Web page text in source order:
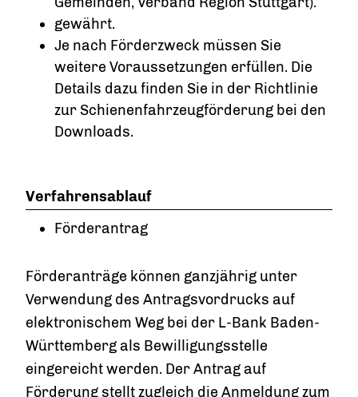
gewährt.
Je nach Förderzweck müssen Sie
weitere Voraussetzungen erfüllen. Die
Details dazu finden Sie in der Richtlinie
zur Schienenfahrzeugförderung bei den
Downloads.
Verfahrensablauf
Förderantrag
Förderanträge können ganzjährig unter
Verwendung des Antragsvordrucks auf
elektronischem Weg bei der L-Bank Baden-
Württemberg als Bewilligungsstelle
eingereicht werden. Der Antrag auf
Förderung stellt zugleich die Anmeldung zum